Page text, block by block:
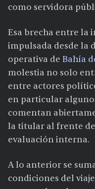
como servidora
Esa brecha entre la
impulsada desde la
operativa de Bahía
molestia no solo
entre actores
en particular
comentan
la titular al frente
evaluación interna.
A lo anterior se
condiciones del